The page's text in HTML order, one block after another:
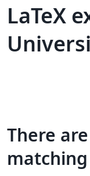
LaTeX
There